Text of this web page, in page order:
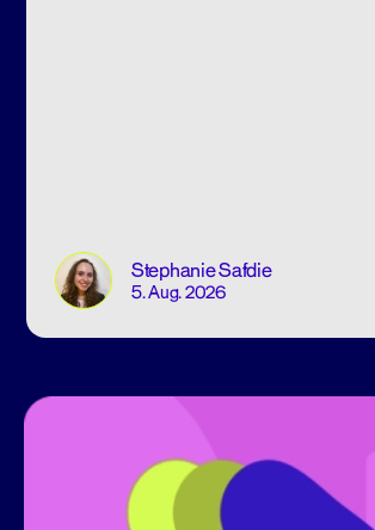
Stephanie Safdie
5. Aug. 2026